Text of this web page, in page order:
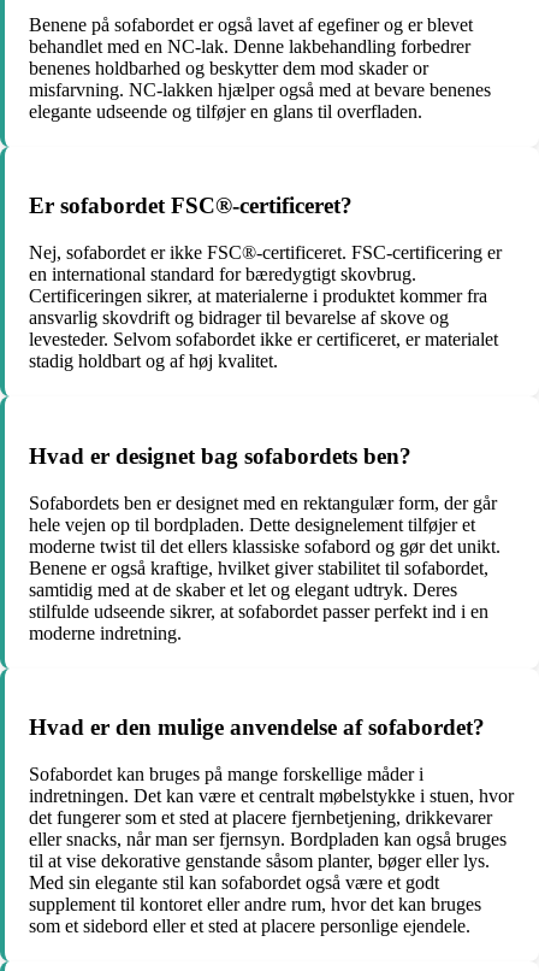
Benene på sofabordet er også lavet af egefiner og er blevet
behandlet med en NC-lak. Denne lakbehandling forbedrer
benenes holdbarhed og beskytter dem mod skader or
misfarvning. NC-lakken hjælper også med at bevare benenes
elegante udseende og tilføjer en glans til overfladen.
Er sofabordet FSC®-certificeret?
Nej, sofabordet er ikke FSC®-certificeret. FSC-certificering er
en international standard for bæredygtigt skovbrug.
Certificeringen sikrer, at materialerne i produktet kommer fra
ansvarlig skovdrift og bidrager til bevarelse af skove og
levesteder. Selvom sofabordet ikke er certificeret, er materialet
stadig holdbart og af høj kvalitet.
Hvad er designet bag sofabordets ben?
Sofabordets ben er designet med en rektangulær form, der går
hele vejen op til bordpladen. Dette designelement tilføjer et
moderne twist til det ellers klassiske sofabord og gør det unikt.
Benene er også kraftige, hvilket giver stabilitet til sofabordet,
samtidig med at de skaber et let og elegant udtryk. Deres
stilfulde udseende sikrer, at sofabordet passer perfekt ind i en
moderne indretning.
Hvad er den mulige anvendelse af sofabordet?
Sofabordet kan bruges på mange forskellige måder i
indretningen. Det kan være et centralt møbelstykke i stuen, hvor
det fungerer som et sted at placere fjernbetjening, drikkevarer
eller snacks, når man ser fjernsyn. Bordpladen kan også bruges
til at vise dekorative genstande såsom planter, bøger eller lys.
Med sin elegante stil kan sofabordet også være et godt
supplement til kontoret eller andre rum, hvor det kan bruges
som et sidebord eller et sted at placere personlige ejendele.